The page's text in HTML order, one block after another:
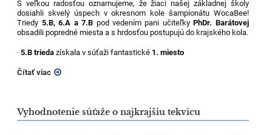
S veľkou radosťou oznamujeme, že žiaci našej základnej školy
dosiahli skvelý úspech v okresnom kole šampionátu WocaBee!
Triedy 5.B, 6.A a 7.B pod vedením pani učiteľkyPhDr. Barátovej
obsadili popredné miesta a s hrdosťou postupujú do krajského kola.
·5.B trieda získala v súťaži fantastické 1. miesto
Čítať viac
Vyhodnotenie súťaže o najkrajšiu tekvicu